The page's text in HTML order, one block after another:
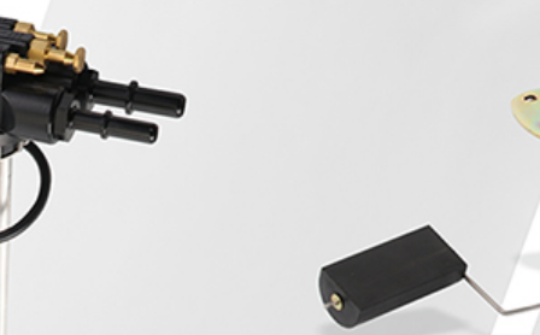
Whole-hearted service, beyond expectation, do the best
hardware products
全国咨询服务热线
400-0X0-0000